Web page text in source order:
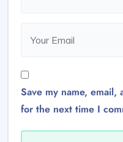
Save my name,
for the next time I